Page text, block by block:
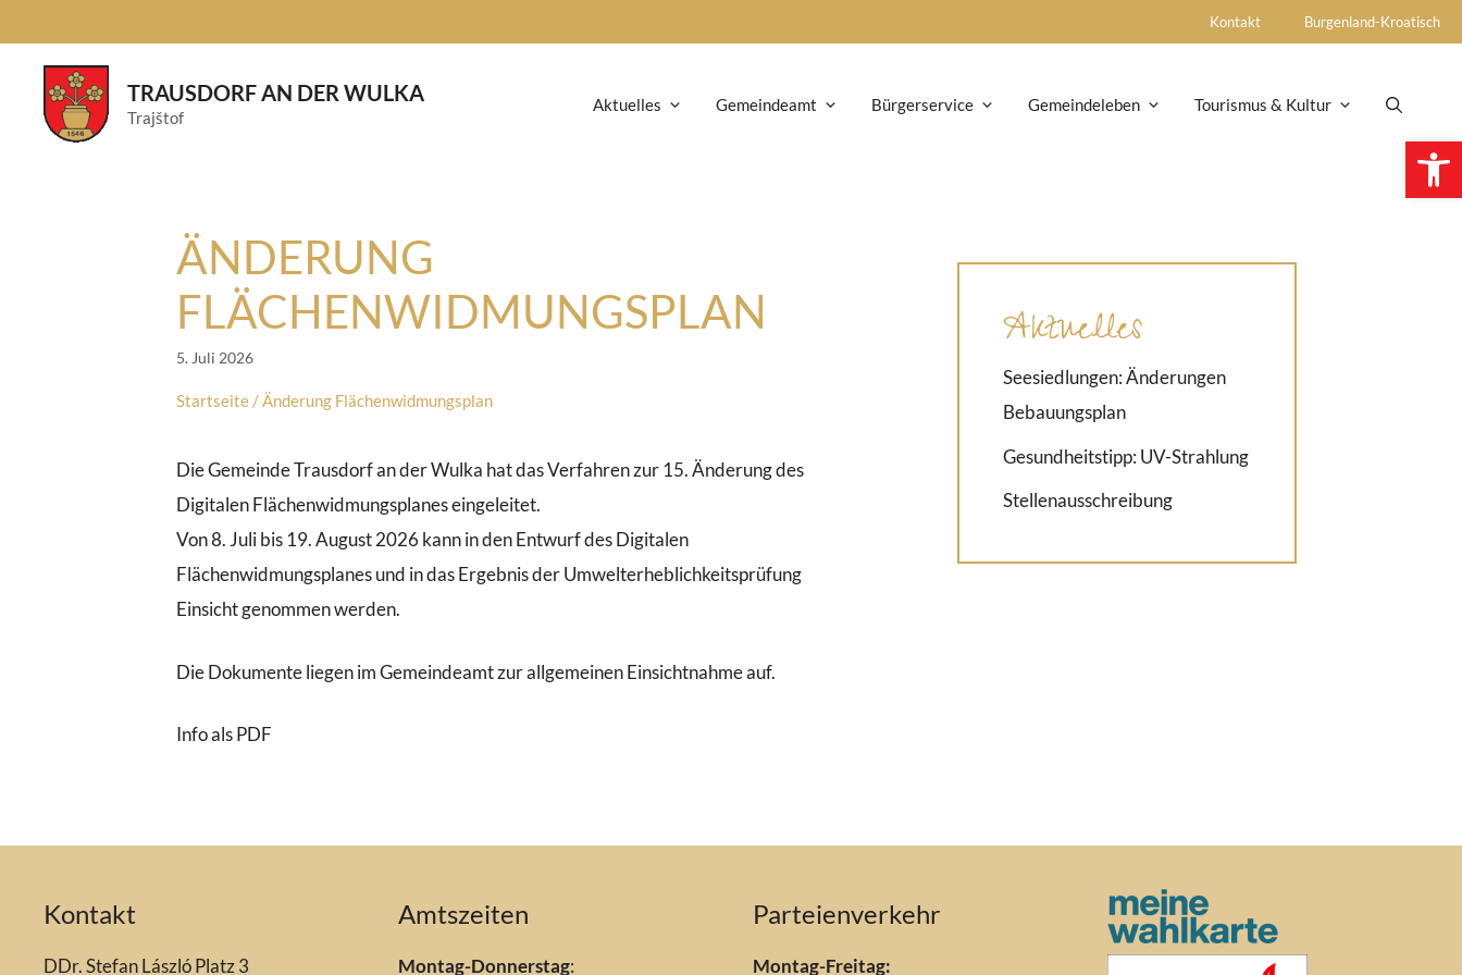
to
content
Kontakt Burgenland-Kroatisch
TRAUSDORF AN DER WULKA
Trajštof
Aktuelles Gemeindeamt Bürgerservice Gemeindeleben Tourismus & Kultur
ÄNDERUNG
FLÄCHENWIDMUNGSPLAN
5. Juli 2026
Startseite /Änderung Flächenwidmungsplan
Die Gemeinde Trausdorf an der Wulka hat das Verfahren zur 15. Änderung des
Digitalen Flächenwidmungsplanes eingeleitet.
Von 8. Juli bis 19. August 2026 kann in den Entwurf des Digitalen
Flächenwidmungsplanes und in das Ergebnis der Umwelterheblichkeitsprüfung
Einsicht genommen werden.
Die Dokumente liegen im Gemeindeamt zur allgemeinen Einsichtnahme auf.
Info als PDF
Aktuelles
Seesiedlungen: Änderungen
Bebauungsplan
Gesundheitstipp: UV-Strahlung
Stellenausschreibung
Kontakt
DDr. Stefan László Platz 3
Amtszeiten
Montag-Donnerstag:
Parteienverkehr
Montag-Freitag: